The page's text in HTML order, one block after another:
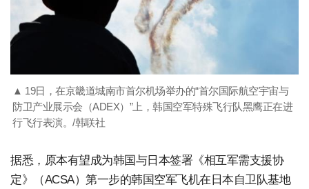
▲ 19日，在京畿道城南市首尔机场举办的“首尔国际航空宇宙与
防卫产业展示会（ADEX）”上，韩国空军特殊飞行队黑鹰正在进
行飞行表演。/韩联社
据悉，原本有望成为韩国与日本签署《相互军需支援协
定》（ACSA）第一步的韩国空军飞机在日本自卫队基地